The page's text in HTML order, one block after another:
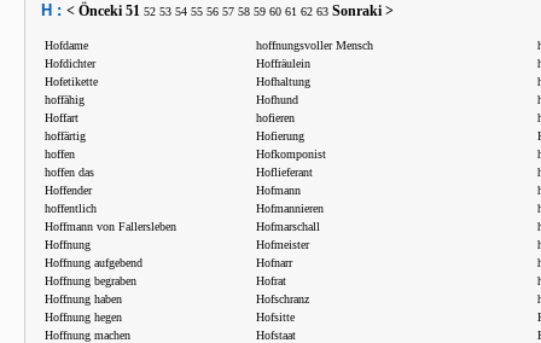
H : < Önceki 51 52 53 54 55 56 57 58 59 60 61 62 63 Sonraki >
Hofdame
Hofdichter
Hofetikette
hoffähig
Hoffart
hoffärtig
hoffen
hoffen das
Hoffender
hoffentlich
Hoffmann von Fallersleben
Hoffnung
Hoffnung aufgebend
Hoffnung begraben
Hoffnung haben
Hoffnung hegen
Hoffnung machen
hoffnungsvoller Mensch
Hoffräulein
Hofhaltung
Hofhund
hofieren
Hofierung
Hofkomponist
Hoflieferant
Hofmann
Hofmannieren
Hofmarschall
Hofmeister
Hofnarr
Hofrat
Hofschranz
Hofsitte
Hofstaat